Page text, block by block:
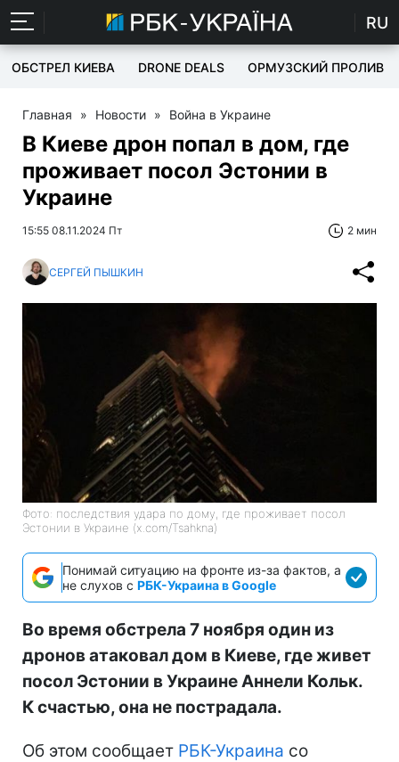
RU
ОБСТРЕЛ КИЕВА DRONE DEALS ОРМУЗСКИЙ ПРОЛИВ
Главная » Новости » Война в Украине
В Киеве дрон попал в дом, где
проживает посол Эстонии в
Украине
15:55 08.11.2024 Пт 2 мин
СЕРГЕЙ ПЫШКИН
Фото: последствия удара по дому, где проживает посол
Эстонии в Украине (x.com/Tsahkna)
Понимай ситуацию на фронте из-за фактов, а
не слухов с РБК-Украина в Google
Во время обстрела 7 ноября один из
дронов атаковал дом в Киеве, где живет
посол Эстонии в Украине Аннели Кольк.
К счастью, она не пострадала.
Об этом сообщает РБК-Украина со